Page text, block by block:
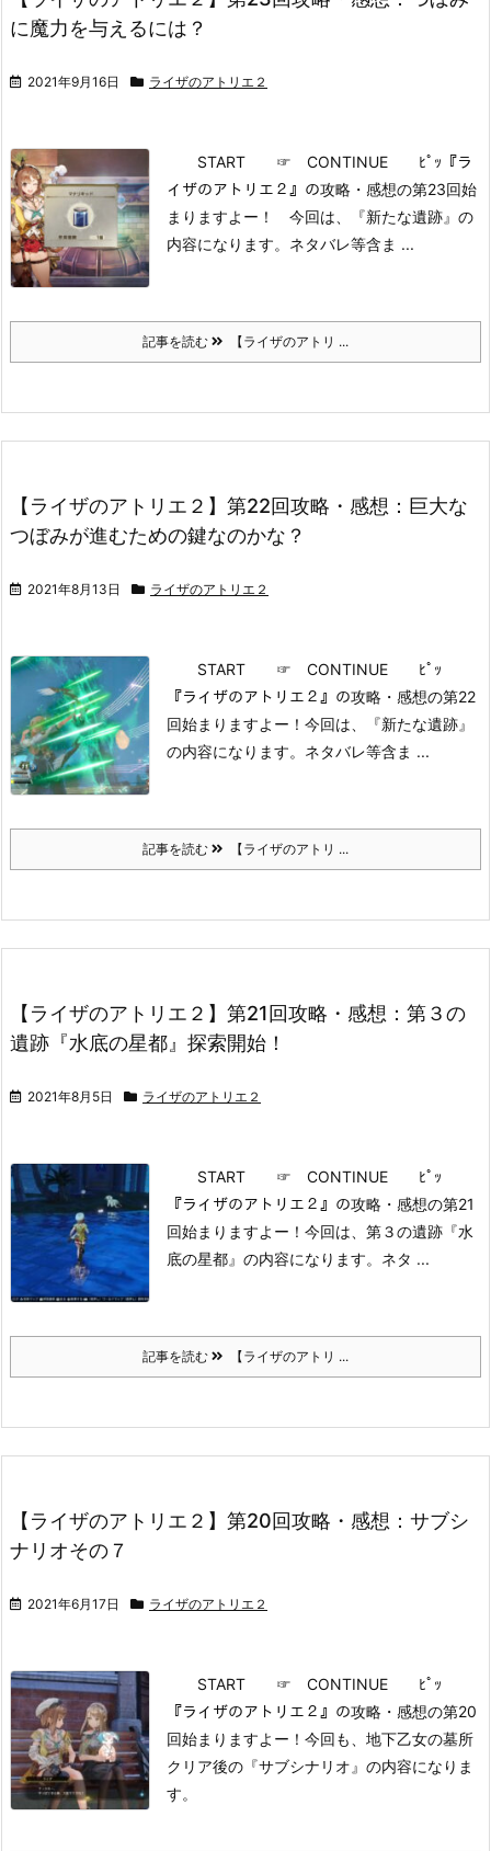
に魔力を与えるには？
2021年9月16日 ライザのアトリエ２
START ☞ CONTINUE ﾋﾟｯ 『ラ
イザのアトリエ２』の攻略・感想の第23回始
まりますよー！
今回は、『新たな遺跡』の
内容になります。 ネタバレ等含ま ...
記事を読む 【ライザのアトリ ...
【ライザのアトリエ２】第22回攻略・感想：巨大な
つぼみが進むための鍵なのかな？
2021年8月13日 ライザのアトリエ２
START ☞ CONTINUE ﾋﾟｯ
『ライザのアトリエ２』の攻略・感想の第22
回始まりますよー！ 今回は、『新たな遺跡』
の内容になります。 ネタバレ等含ま ...
記事を読む 【ライザのアトリ ...
【ライザのアトリエ２】第21回攻略・感想：第３の
遺跡『水底の星都』探索開始！
2021年8月5日 ライザのアトリエ２
START ☞ CONTINUE ﾋﾟｯ
『ライザのアトリエ２』の攻略・感想の第21
回始まりますよー！ 今回は、第３の遺跡『水
底の星都』の内容になります。 ネタ ...
記事を読む 【ライザのアトリ ...
【ライザのアトリエ２】第20回攻略・感想：サブシ
ナリオその７
2021年6月17日 ライザのアトリエ２
START ☞ CONTINUE ﾋﾟｯ
『ライザのアトリエ２』の攻略・感想の第20
回始まりますよー！ 今回も、地下乙女の墓所
クリア後の『サブシナリオ』の内容になりま
す。